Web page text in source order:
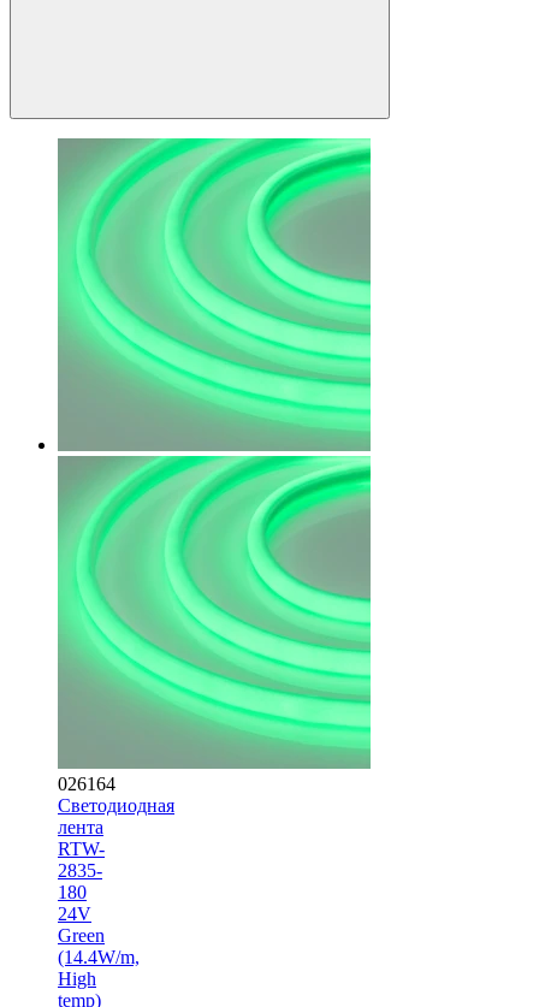
026164
Светодиодная
лента
RTW-
2835-
180
24V
Green
(14.4W/m,
High
temp)